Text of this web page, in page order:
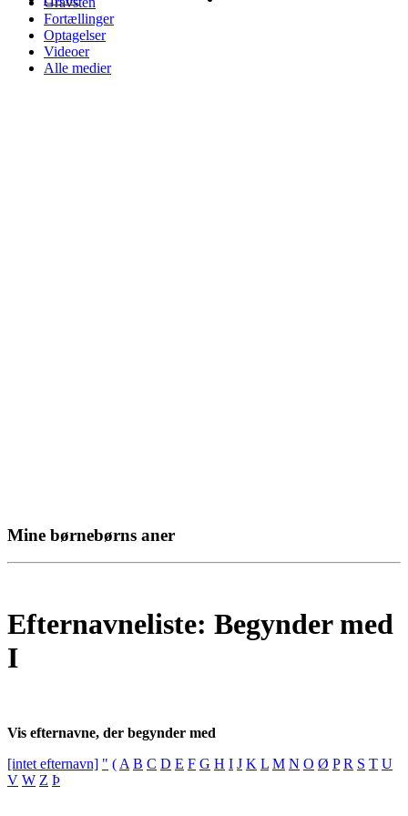
Fortællinger
Optagelser
Videoer
Alle medier
Mine børnebørns aner
Efternavneliste: Begynder med
I
Vis efternavne, der begynder med
[intet efternavn] " ( A B C D E F G H I J K L M N O Ø P R S T U
V W Z Þ